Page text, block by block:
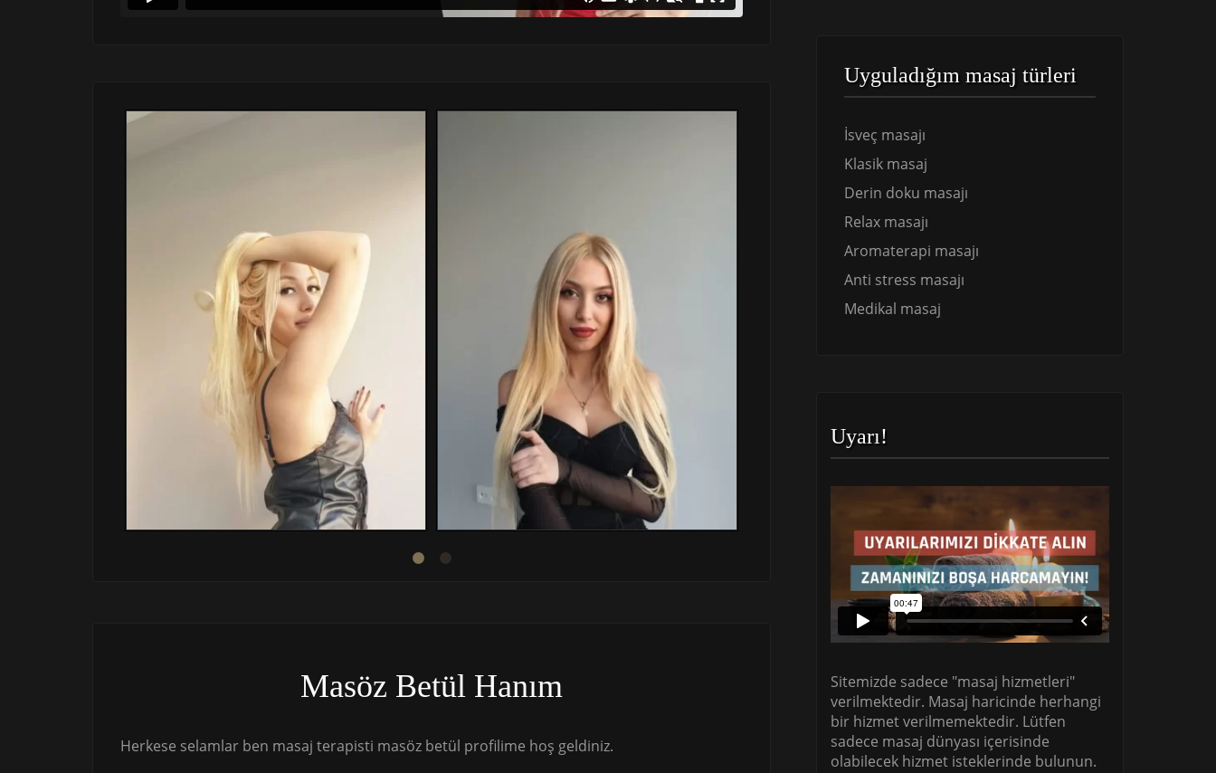
Masöz Betül Hanım
Herkese selamlar ben masaj terapisti masöz betül profilime hoş geldiniz.
Uyguladığım masaj türleri
İsveç masajı
Klasik masaj
Derin doku masajı
Relax masajı
Aromaterapi masajı
Anti stress masajı
Medikal masaj
Uyarı!
Sitemizde sadece "masaj hizmetleri"
verilmektedir. Masaj haricinde herhangi
bir hizmet verilmemektedir. Lütfen
sadece masaj dünyası içerisinde
olabilecek hizmet isteklerinde bulunun.